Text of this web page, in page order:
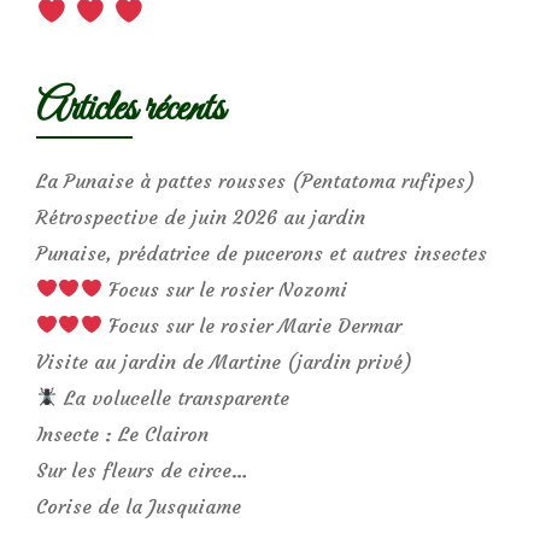
Articles récents
La Punaise à pattes rousses (Pentatoma rufipes)
Rétrospective de juin 2026 au jardin
Punaise, prédatrice de pucerons et autres insectes
Focus sur le rosier Nozomi
Focus sur le rosier Marie Dermar
Visite au jardin de Martine (jardin privé)
La volucelle transparente
Insecte : Le Clairon
Sur les fleurs de circe…
Corise de la Jusquiame